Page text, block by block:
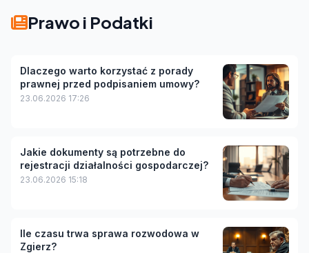
Prawo i Podatki
Dlaczego warto korzystać z porady
prawnej przed podpisaniem umowy?
23.06.2026 17:26
Jakie dokumenty są potrzebne do
rejestracji działalności gospodarczej?
23.06.2026 15:18
Ile czasu trwa sprawa rozwodowa w
Zgierz?